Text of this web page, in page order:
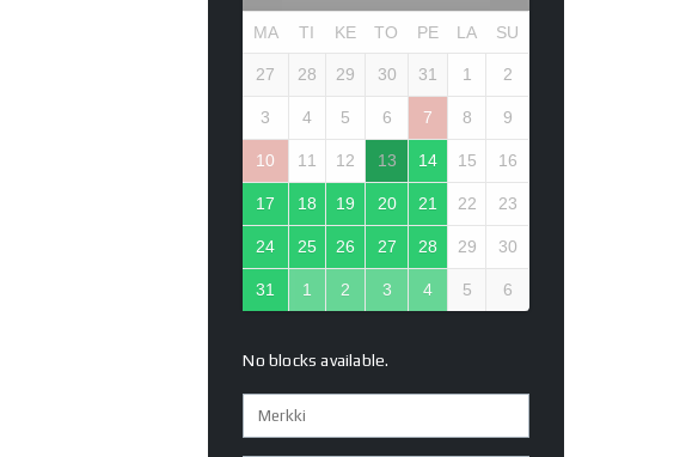
MA TI KE TO PE LA SU
27 28 29 30 31 1 2
3 4 5 6 7 8 9
10 11 12 13 14 15 16
17 18 19 20 21 22 23
24 25 26 27 28 29 30
31 1 2 3 4 5 6
No blocks available.